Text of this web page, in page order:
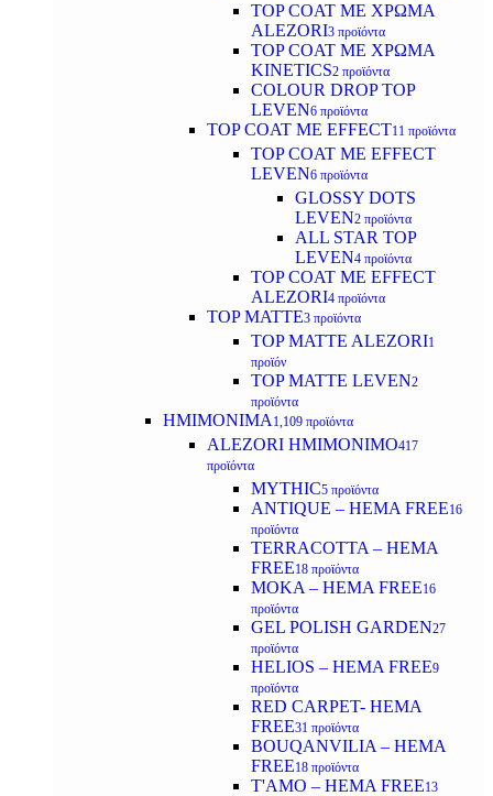
TOP COAT ΜΕ ΧΡΩΜΑ
ALEZORI3 προϊόντα
TOP COAT ΜΕ ΧΡΩΜΑ
KINETICS2 προϊόντα
COLOUR DROP TOP
LEVEN6 προϊόντα
TOP COAT ΜΕ EFFECT11 προϊόντα
TOP COAT ME EFFECT
LEVEN6 προϊόντα
GLOSSY DOTS
LEVEN2 προϊόντα
ALL STAR TOP
LEVEN4 προϊόντα
TOP COAT ME EFFECT
ALEZORI4 προϊόντα
TOP MATTE3 προϊόντα
TOP MATTE ALEZORI1
προϊόν
TOP MATTE LEVEN2
προϊόντα
ΗΜΙΜΟΝΙΜΑ 1,109 προϊόντα
ALEZORI ΗΜΙΜΟΝΙΜΟ417
προϊόντα
MYTHIC5 προϊόντα
ANTIQUE – HEMA FREE16
προϊόντα
TERRACOTTA – HEMA
FREE18 προϊόντα
MOKA – HEMA FREE16
προϊόντα
GEL POLISH GARDEN27
προϊόντα
HELIOS – HEMA FREE9
προϊόντα
RED CARPET- HEMA
FREE31 προϊόντα
BOUQANVILIA – HEMA
FREE18 προϊόντα
T'AMO – HEMA FREE13